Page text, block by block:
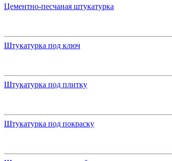
Цементно-песчаная штукатурка
Штукатурка под ключ
Штукатурка под плитку
Штукатурка под покраску